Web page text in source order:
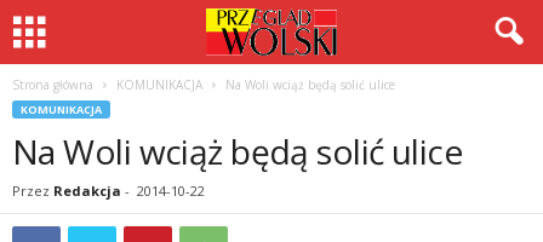
Strona główna KOMUNIKACJA Na Woli wciąż będą solić ulice
KOMUNIKACJA
Na Woli wciąż będą solić ulice
Przez Redakcja - 2014-10-22